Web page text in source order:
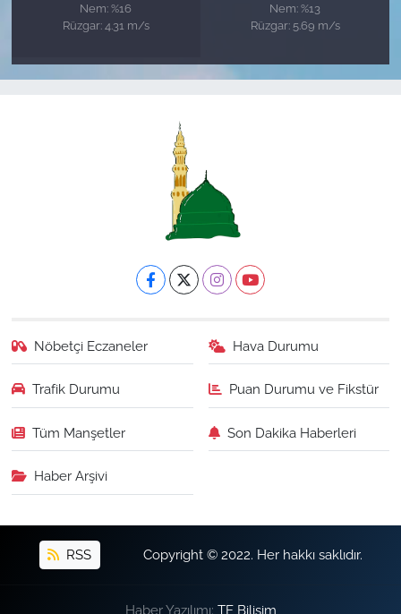
Nem: %16
Rüzgar: 4.31 m/s
Nem: %13
Rüzgar: 5.69 m/s
Nöbetçi Eczaneler Hava Durumu
Trafik Durumu Puan Durumu ve Fikstür
Tüm Manşetler Son Dakika Haberleri
Haber Arşivi
RSS Copyright © 2022. Her hakkı saklıdır.
Haber Yazılımı: TE Bilişim